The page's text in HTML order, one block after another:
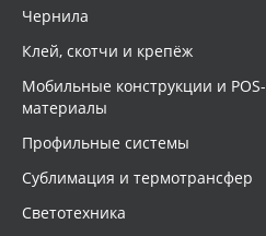
Чернила
Клей, скотчи и крепёж
Мобильные конструкции и POS-
материалы
Профильные системы
Сублимация и термотрансфер
Светотехника